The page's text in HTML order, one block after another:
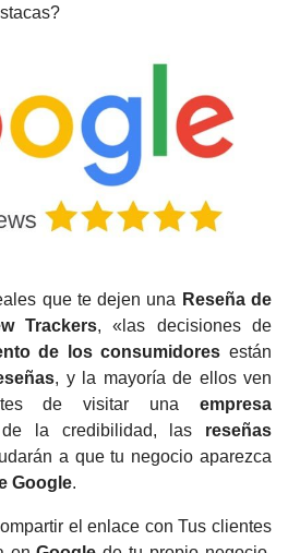
que te dejen una Reseña de
Trackers, «las decisiones de
de los consumidores están
, y la mayoría de ellos ven
de visitar unaempresa
la credibilidad, las reseñas
a que tu negocio aparezca
Google.
el enlace con Tus clientes